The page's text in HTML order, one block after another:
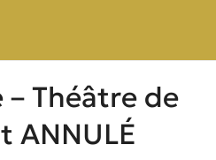
Théâtre de
ANNULÉ